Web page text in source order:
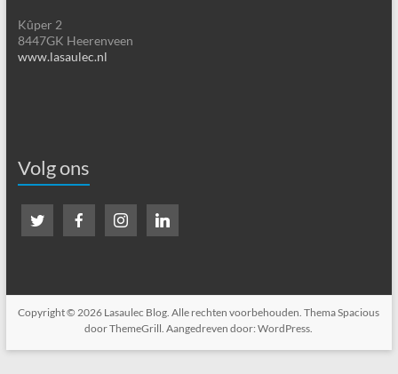
Kûper 2
8447GK Heerenveen
www.lasaulec.nl
Volg ons
Copyright © 2026 Lasaulec Blog. Alle rechten voorbehouden. ThemaSpacious
door ThemeGrill. Aangedreven door:WordPress.